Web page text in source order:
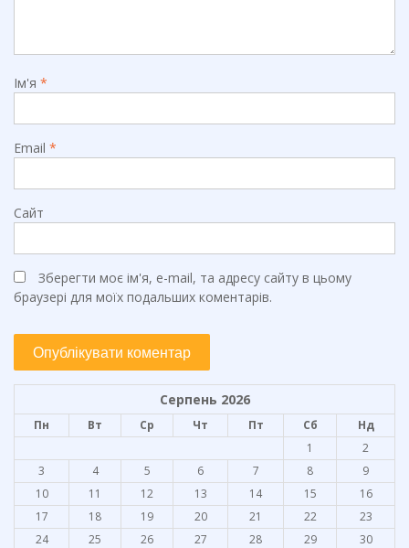
Ім'я *
Email *
Сайт
Зберегти моє ім'я, e-mail, та адресу сайту в цьому
браузері для моїх подальших коментарів.
Серпень 2026
Пн Вт Ср Чт Пт Сб
Нд
1
2
3
4 5 6 7 8
9
10
11 12 13 14 15
16
17
18 19 20 21 22
23
24
25 26 27 28 29
30